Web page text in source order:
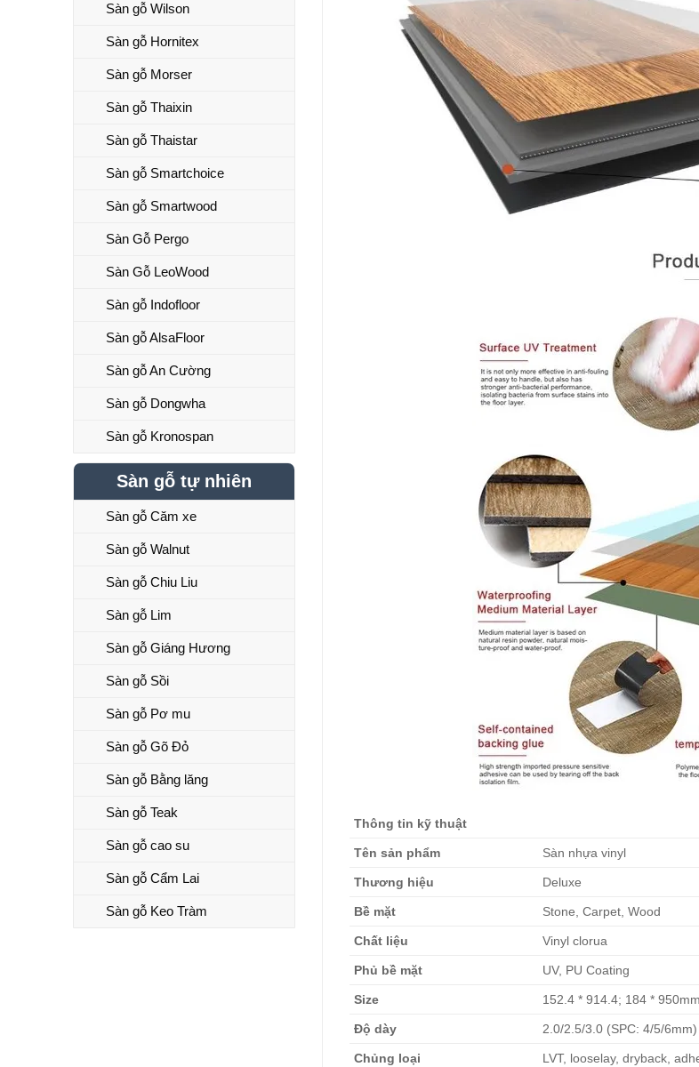
Sàn gỗ Wilson
Sàn gỗ Hornitex
Sàn gỗ Morser
Sàn gỗ Thaixin
Sàn gỗ Thaistar
Sàn gỗ Smartchoice
Sàn gỗ Smartwood
Sàn Gỗ Pergo
Sàn Gỗ LeoWood
Sàn gỗ Indofloor
Sàn gỗ AlsaFloor
Sàn gỗ An Cường
Sàn gỗ Dongwha
Sàn gỗ Kronospan
Sàn gỗ tự nhiên
Sàn gỗ Căm xe
Sàn gỗ Walnut
Sàn gỗ Chiu Liu
Sàn gỗ Lim
Sàn gỗ Giáng Hương
Sàn gỗ Sồi
Sàn gỗ Pơ mu
Sàn gỗ Gõ Đỏ
Sàn gỗ Bằng lăng
Sàn gỗ Teak
Sàn gỗ cao su
Sàn gỗ Cẩm Lai
Sàn gỗ Keo Tràm
Thông tin kỹ thuật
Tên sản phẩm Sàn nhựa vinyl
Thương hiệu Deluxe
Bề mặt Stone, Carpet, Wood
Chất liệu Vinyl clorua
Phủ bề mặt UV, PU Coating
Size 152.4 * 914.4; 184 * 950mm
Độ dày 2.0/2.5/3.0 (SPC: 4/5/6mm)
Chủng loại LVT, looselay, dryback,